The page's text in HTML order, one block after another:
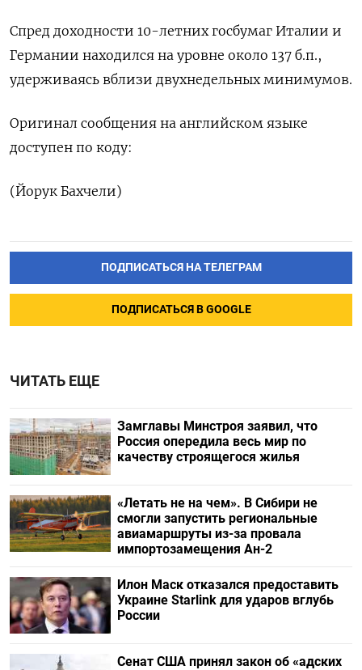
Спред доходности 10-летних госбумаг Италии и
Германии находился на уровне около 137 б.п.,
удерживаясь вблизи двухнедельных минимумов.
Оригинал сообщения на английском языке
доступен по коду:
(Йорук Бахчели)
ПОДПИСАТЬСЯ НА ТЕЛЕГРАМ
ПОДПИСАТЬСЯ В GOOGLE
ЧИТАТЬ ЕЩЕ
Замглавы Минстроя заявил, что
Россия опередила весь мир по
качеству строящегося жилья
«Летать не на чем». В Сибири не
смогли запустить региональные
авиамаршруты из-за провала
импортозамещения Ан-2
Илон Маск отказался предоставить
Украине Starlink для ударов вглубь
России
Сенат США принял закон об «адских